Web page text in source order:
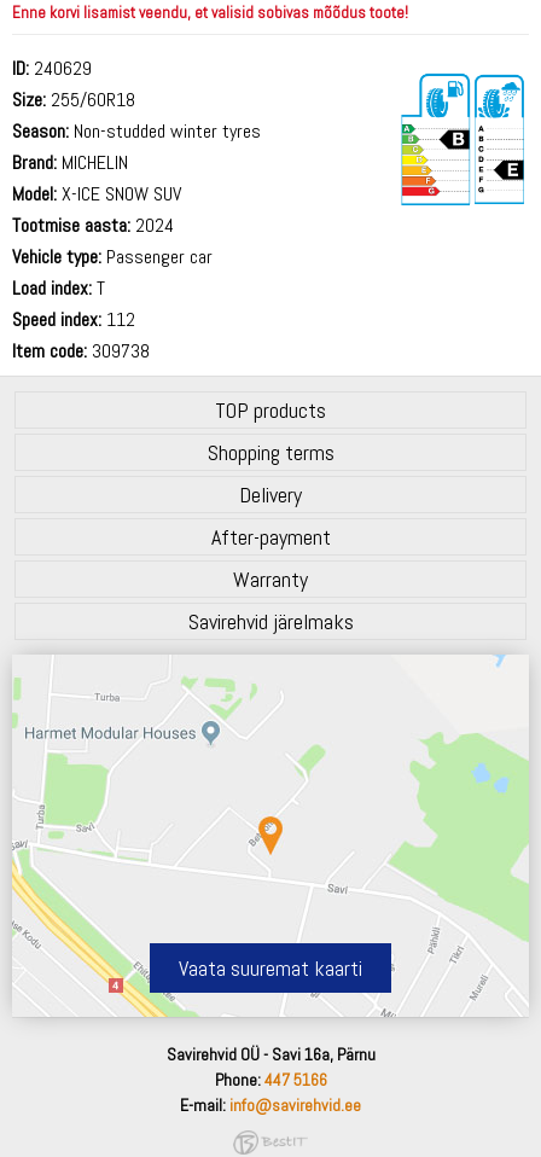
Enne korvi lisamist veendu, et valisid sobivas mõõdus toote!
ID: 240629
Size: 255/60R18
Season: Non-studded winter tyres
Brand: MICHELIN
Model:X-ICE SNOW SUV
Tootmise aasta: 2024
Vehicle type: Passenger car
Load index:T
Speed index: 112
Item code: 309738
TOP products
Shopping terms
Delivery
After-payment
Warranty
Savirehvid järelmaks
Vaata suuremat kaarti
Savirehvid OÜ - Savi 16a, Pärnu
Phone:447 5166
E-mail: info@savirehvid.ee